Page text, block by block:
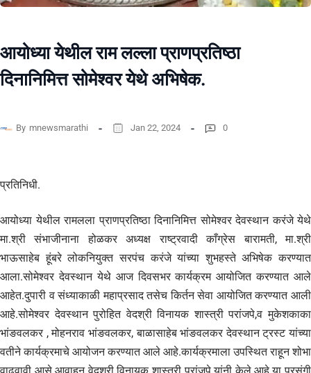
आयोध्या येथील राम लल्ला प्राणप्रतिष्ठा
दिनानिमित्त सोमेश्वर येथे अभिषेक.
By mnewsmarathi Jan 22, 2024 0
प्रतिनिधी.
आयोध्या येथील रामलला प्राणप्रतिष्ठा दिनानिमित्त सोमेश्वर देवस्थान करंजे येथे
मा.श्री संभाजीनाना होळकर अध्यक्ष राष्ट्रवादी काँग्रेस बारामती, मा.श्री
भाऊसाहेब हूंबरे लोकनियुक्त सरपंच करंजे यांच्या शुभहस्ते अभिषेक करण्यात
आला.सोमेश्वर देवस्थान येथे आज दिवसभर कार्यक्रम आयोजित करण्यात आले
आहेत.दुपारी व संध्याकाळी महाप्रसाद तसेच किर्तन सेवा आयोजित करण्यात आली
आहे.सोमेश्वर देवस्थान पुरोहित वेदश्री विनायक शास्त्री परांजपे,व मुकेशकाका
भांङवलकर , मोहनराव भांङवलकर, बाळासाहेब भांङवलकर देवस्थान ट्रस्ट यांच्या
वतीने कार्यक्रमाचे आयोजन करण्यात आले आहे.कार्यक्रमाला उपस्थित राहून शोभा
वाढवावी आसे आवाहन वेदश्री विनायक शास्त्री परांजपे यांनी केले आहे.या प्रसंगी